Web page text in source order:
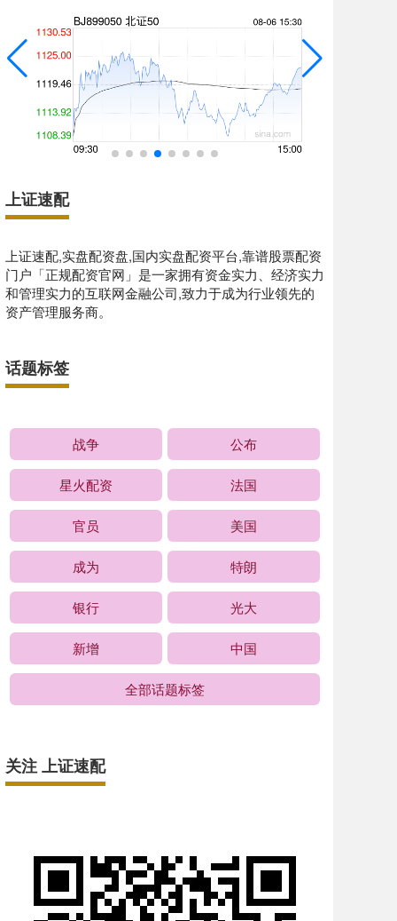
上证速配
上证速配,实盘配资盘,国内实盘配资平台,靠谱股票配资
门户「正规配资官网」是一家拥有资金实力、经济实力
和管理实力的互联网金融公司,致力于成为行业领先的
资产管理服务商。
话题标签
战争 公布
星火配资 法国
官员 美国
成为 特朗
银行 光大
新增 中国
全部话题标签
关注 上证速配